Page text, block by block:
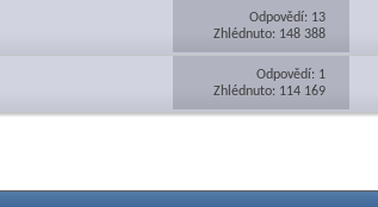
Odpovědí: 13
Zhlédnuto: 148 388
Odpovědí: 1
Zhlédnuto: 114 169